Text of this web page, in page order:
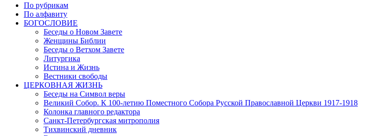
По рубрикам
По алфавиту
БОГОСЛОВИЕ
Беседы о Новом Завете
Женщины Библии
Беседы о Ветхом Завете
Литургика
Истина и Жизнь
Вестники свободы
ЦЕРКОВНАЯ ЖИЗНЬ
Беседы на Символ веры
Великий Собор. К 100-летию Поместного Собора Русской Православной Церкви 1917-1918
Колонка главного редактора
Санкт-Петербургская митрополия
Тихвинский дневник